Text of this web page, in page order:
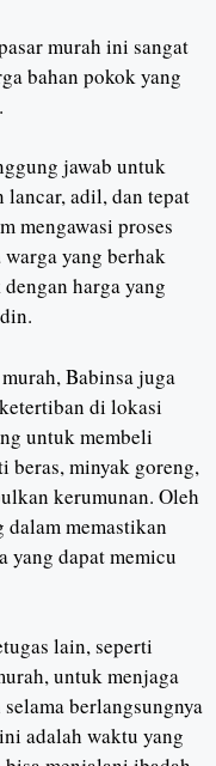
murah ini sangat
bahan pokok yang
jawab untuk
adil, dan tepat
mengawasi proses
yang berhak
harga yang
Babinsa juga
di lokasi
untuk membeli
beras, minyak goreng,
kerumunan. Oleh
memastikan
yang dapat memicu
lain, seperti
untuk menjaga
berlangsungnya
adalah waktu yang